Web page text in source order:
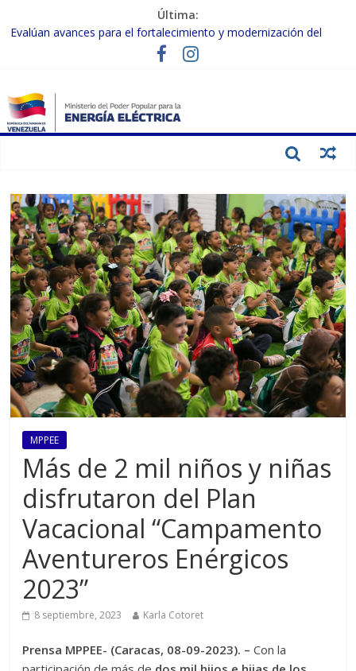
Última:
Evalúan avances para el fortalecimiento y modernización del
Inspeccionan trabajos de rehabilitación en instalaciones del SEN
Gobierno Nacional activa plan preventivo para fortalecer el SEN
ante el fenómeno de El Niño
Termocarabobo recupera el 50% de su capacidad de generación
MPPEE
Más de 2 mil niños y niñas
disfrutaron del Plan
Vacacional “Campamento
Aventureros Enérgicos
2023”
8 septiembre, 2023 Karla Cotoret
Prensa MPPEE- (Caracas, 08-09-2023). – Con la